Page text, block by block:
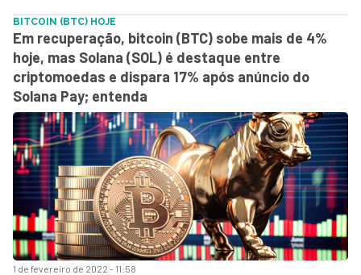
1 de fevereiro de 2022 - 11:58
BITCOIN (BTC) HOJE
Em recuperação, bitcoin (BTC) sobe mais de 4%
hoje, mas Solana (SOL) é destaque entre
criptomoedas e dispara 17% após anúncio do
Solana Pay; entenda